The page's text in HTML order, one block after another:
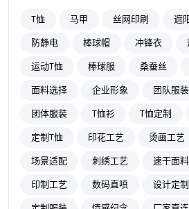
T恤 马甲 丝网印刷 遮
防静电
棒球帽 冲锋衣
运动T恤
棒球服 桑蚕丝
面料选择
企业形象 团队服装
团体服装
T恤衫 T恤定制
定制T恤
印花工艺 烫画工艺
场景适配
刺绣工艺 速干面料
印制工艺
数码直喷 设计定制